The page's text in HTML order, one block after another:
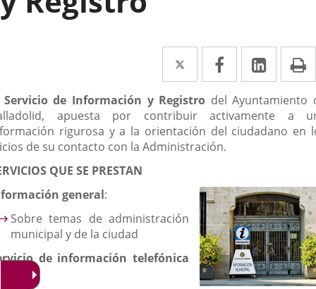
Twitter
Enlace
a
una
aplicación
externa.
Facebook
Enlace
a
una
aplicación
externa.
Enlace
a
una
Servicio de Información y Registro del Ayuntamiento
apuesta por contribuir activamente a
rigurosa y a la orientación del ciudadano en
de su contacto con la Administración.
QUE SE PRESTAN
general:
Sobre temas de administración
municipal y de la ciudad
de información telefónica